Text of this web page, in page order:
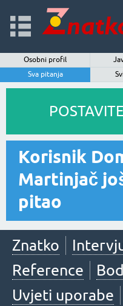
Osobni profil
Sva pitanja
Korisnik
Martinjač
pitao
Znatko
Reference
Uvjeti uporabe